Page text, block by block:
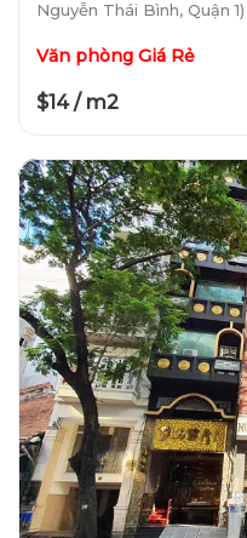
Nguyễn Thái Bình, Quận 1)
Văn phòng Giá Rẻ
$14 / m2